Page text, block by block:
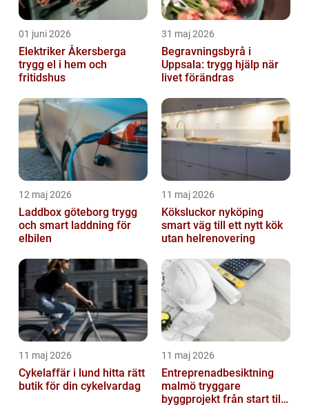
01 juni 2026
Elektriker Åkersberga
trygg el i hem och
fritidshus
31 maj 2026
Begravningsbyrå i
Uppsala: trygg hjälp när
livet förändras
12 maj 2026
Laddbox göteborg trygg
och smart laddning för
elbilen
11 maj 2026
Köksluckor nyköping
smart väg till ett nytt kök
utan helrenovering
11 maj 2026
Cykelaffär i lund hitta rätt
butik för din cykelvardag
11 maj 2026
Entreprenadbesiktning
malmö tryggare
byggprojekt från start till